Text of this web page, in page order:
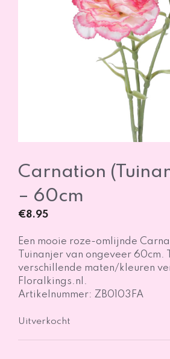
Carnation
– 60cm
€8.95
Een mooie roze-omlijnde
Tuinanjer van ongeveer 60cm.
verschillende maten/kleuren
Floralkings.nl.
Artikelnummer: ZB0103FA
Uitverkocht